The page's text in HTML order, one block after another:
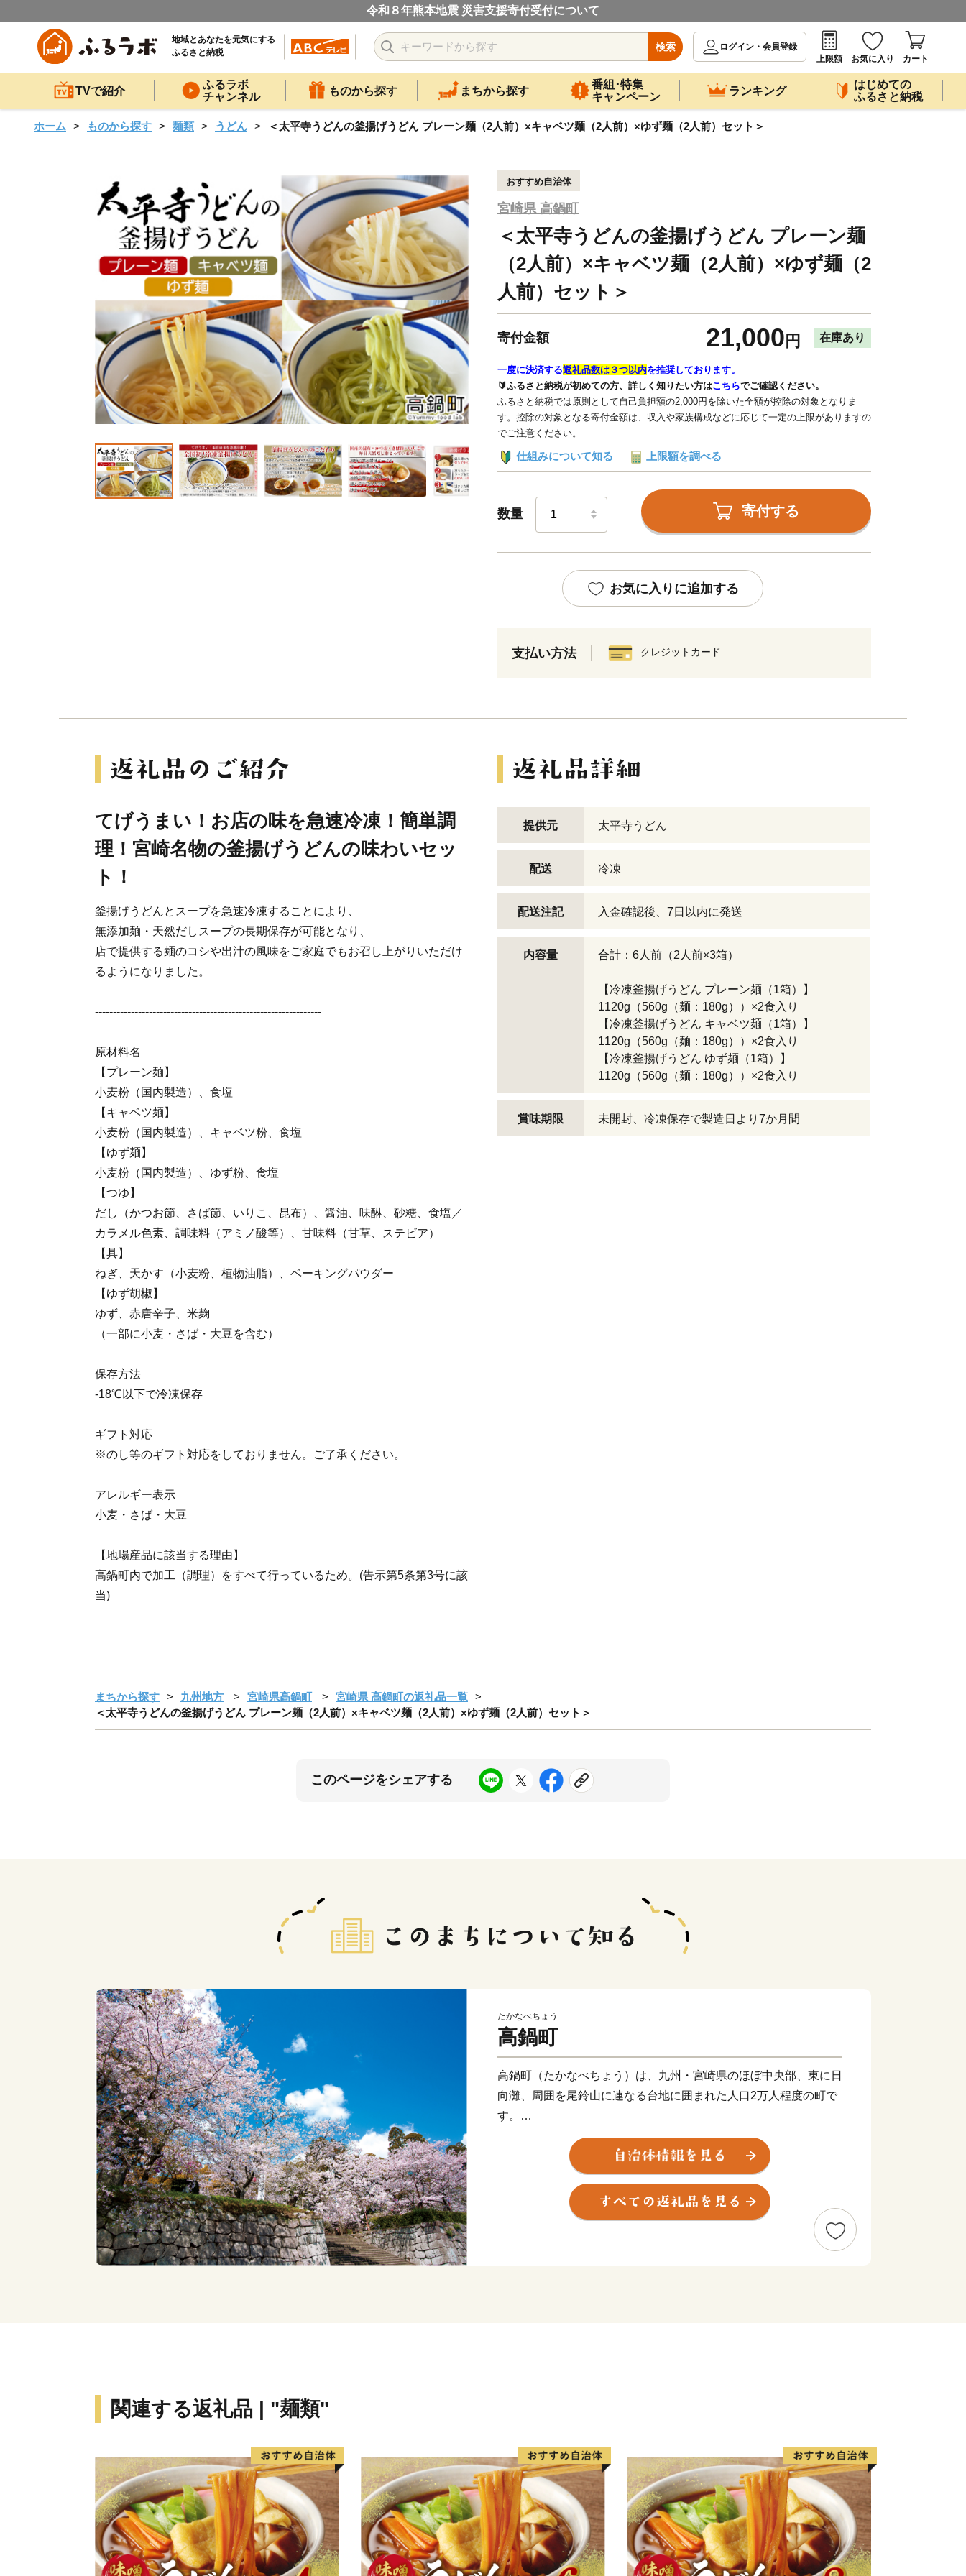
令和８年熊本地震 災害支援寄付受付について
地域とあなたを元気にする
ふるさと納税
検索
ログイン・会員登録
上限額
お気に入り カート
TVで紹介
ふるラボ
チャンネル
ものから探す まちから探す
番組･特集
キャンペーン
ランキング
はじめての
ふるさと納税
ホーム ものから探す 麺類 うどん ＜太平寺うどんの釜揚げうどん プレーン麺（2人前）×キャベツ麺（2人前）×ゆず麺（2人前）セット＞
おすすめ自治体
宮崎県 高鍋町
＜太平寺うどんの釜揚げうどん プレーン麺
（2人前）×キャベツ麺（2人前）×ゆず麺（2
人前）セット＞
寄付金額 21,000 円 在庫あり
一度に決済する返礼品数は３つ以内を推奨しております。
🔰ふるさと納税が初めての方、詳しく知りたい方はこちらでご確認ください。
ふるさと納税では原則として自己負担額の2,000円を除いた全額が控除の対象となりま
す。控除の対象となる寄付金額は、収入や家族構成などに応じて一定の上限がありますの
でご注意ください。
仕組みについて知る 上限額を調べる
数量 寄付する
お気に入りに追加する
支払い方法 クレジットカード
てげうまい！お店の味を急速冷凍！簡単調
理！宮崎名物の釜揚げうどんの味わいセッ
ト！
釜揚げうどんとスープを急速冷凍することにより、
無添加麺・天然だしスープの長期保存が可能となり、
店で提供する麺のコシや出汁の風味をご家庭でもお召し上がりいただけ
るようになりました。
---------------------------------------------------------------
原材料名
【プレーン麺】
小麦粉（国内製造）、食塩
【キャベツ麺】
小麦粉（国内製造）、キャベツ粉、食塩
【ゆず麺】
小麦粉（国内製造）、ゆず粉、食塩
【つゆ】
だし（かつお節、さば節、いりこ、昆布）、醤油、味醂、砂糖、食塩／
カラメル色素、調味料（アミノ酸等）、甘味料（甘草、ステビア）
【具】
ねぎ、天かす（小麦粉、植物油脂）、ベーキングパウダー
【ゆず胡椒】
ゆず、赤唐辛子、米麹
（一部に小麦・さば・大豆を含む）
保存方法
-18℃以下で冷凍保存
ギフト対応
※のし等のギフト対応をしておりません。ご了承ください。
アレルギー表示
小麦・さば・大豆
【地場産品に該当する理由】
高鍋町内で加工（調理）をすべて行っているため。(告示第5条第3号に該
当)
提供元 太平寺うどん
配送 冷凍
配送注記 入金確認後、7日以内に発送
内容量 合計：6人前（2人前×3箱）
【冷凍釜揚げうどん プレーン麺（1箱）】
1120g（560g（麺：180g））×2食入り
【冷凍釜揚げうどん キャベツ麺（1箱）】
1120g（560g（麺：180g））×2食入り
【冷凍釜揚げうどん ゆず麺（1箱）】
1120g（560g（麺：180g））×2食入り
賞味期限 未開封、冷凍保存で製造日より7か月間
まちから探す 九州地方 宮崎県高鍋町
宮崎県 高鍋町の返礼品一覧
＜太平寺うどんの釜揚げうどん プレーン麺（2人前）×キャベツ麺（2人前）×ゆず麺（2人前）セット＞
このページをシェアする
たかなべちょう
高鍋町
高鍋町（たかなべちょう）は、九州・宮崎県のほぼ中央部、東に日
向灘、周囲を尾鈴山に連なる台地に囲まれた人口2万人程度の町で
す。
土地はおおむね平坦で、小丸川・宮田川に挟まれた平野部に市街
地、その外側や台地に農業地帯が広がっています。
いにしえのロマン奏でる持田古墳群では「古墳祭」が催され、江戸
時代の秋月3万石を支えた風情漂う城跡では、「高鍋城灯籠(とうろ
う)まつり」が開かれます。
ひとたび海に出れば、神秘的なアカウミガメの産卵風景を横目に、
＝＝＝＝＝＝＝＝＝＝＝＝＝＝＝＝＝＝＝＝＝＝＝＝＝＝＝＝＝＝
＝＝＝＝＝＝＝＝＝＝＝＝＝
◎納税についてのお問合せ
＞＞高鍋町ふるさと納税サポート室
関連する返礼品 | "麺類"